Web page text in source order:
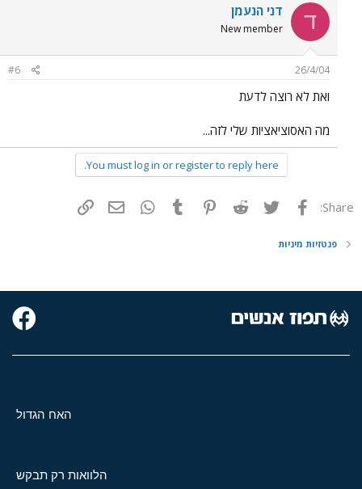
ד דני הנעמן
New member
26/4/04
#6
ואת לא רוצה לדעת
מה האסוציאציות שלי לזה...
You must log in or register to reply here.
Share: פייסבוק Twitter
Reddit
Pinterest
Tumblr
WhatsAppדואר אלקטרוני
פנטזיות מיניות
האח הגדול
הלוואות רק תבקש